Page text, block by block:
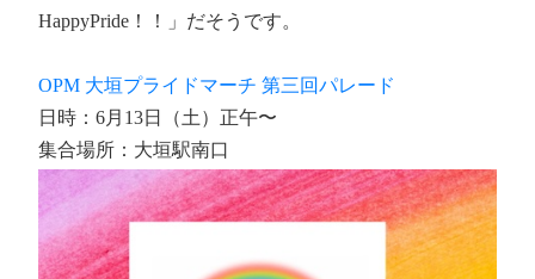
HappyPride！！」だそうです。
OPM 大垣プライドマーチ 第三回パレード
日時：6月13日（土）正午〜
集合場所：大垣駅南口